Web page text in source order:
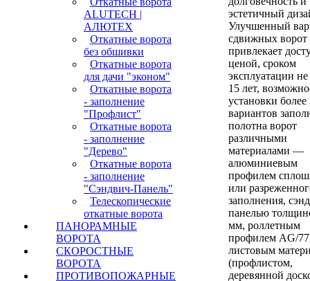
ALUTECH |
АЛЮТЕХ
Откатные ворота
без обшивки
Откатные ворота
для дачи "эконом"
Откатные ворота
- заполнение
"Профлист"
Откатные ворота
- заполнение
"Дерево"
Откатные ворота
- заполнение
"Сэндвич-Панель"
Телескопические
откатные ворота
ПАНОРАМНЫЕ
ВОРОТА
СКОРОСТНЫЕ
ВОРОТА
ПРОТИВОПОЖАРНЫЕ
эстетичный
Улучшенный
сдвижных ворот
привлекает
ценой, сроком
эксплуатации
15 лет,
установки более
вариантов
полотна ворот
различными
материалами —
алюминиевым
профилем
или
заполнения,
панелью
мм, роллетным
профилем AG/
листовым
(профлистом,
деревянной